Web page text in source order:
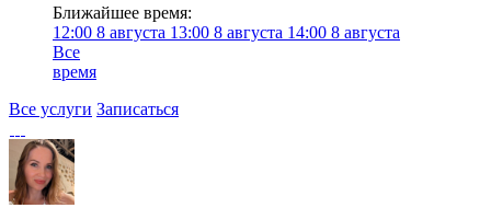
Ближайшее время:
12:00 8 августа 13:00 8 августа 14:00 8 августа
Все
время
Все услуги Записаться